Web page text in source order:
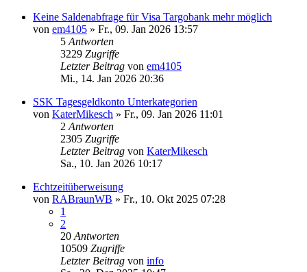
Keine Saldenabfrage für Visa Targobank mehr möglich
von em4105 » Fr., 09. Jan 2026 13:57
5 Antworten
3229 Zugriffe
Letzter Beitrag von em4105
Mi., 14. Jan 2026 20:36
SSK Tagesgeldkonto Unterkategorien
von KaterMikesch » Fr., 09. Jan 2026 11:01
2 Antworten
2305 Zugriffe
Letzter Beitrag von KaterMikesch
Sa., 10. Jan 2026 10:17
Echtzeitüberweisung
von RABraunWB » Fr., 10. Okt 2025 07:28
1
2
20 Antworten
10509 Zugriffe
Letzter Beitrag von info